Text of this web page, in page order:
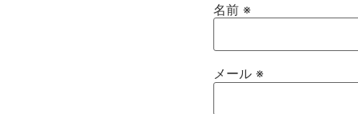
名前 ※
メール ※